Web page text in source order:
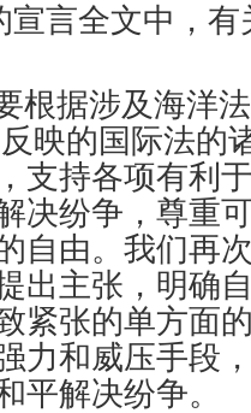
宣言全文中，
根据涉及海洋
映的国际法的
支持各项有利
决纷争，尊重
自由。我们再
出主张，明确
紧张的单方面
力和威压手段
平解决纷争。